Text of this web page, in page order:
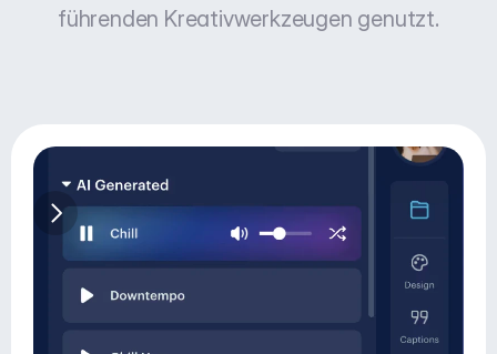
führenden Kreativwerkzeugen genutzt.